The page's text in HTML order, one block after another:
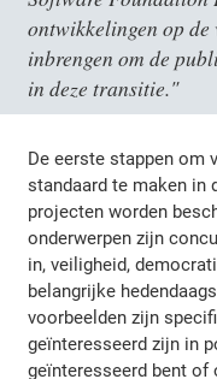
ontwikkelingen op de
inbrengen om de
in deze transitie."
De eerste stappen om
standaard te maken in
projecten worden
onderwerpen zijn
in, veiligheid,
belangrijke
voorbeelden zijn
geïnteresseerd zijn in
geïnteresseerd bent of